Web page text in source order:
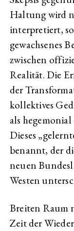
Haltung wird
interpretiert,
gewachsenes
zwischen
Realität. Die
der
kollektives
als
Dieses
benannt, der
neuen
Westen
Breiten Raum
Zeit der